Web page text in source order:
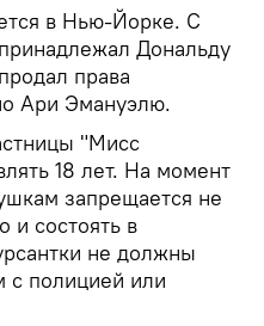
в Нью-Йорке. С
Дональду
права
Ари Эмануэлю.
"Мисс
18 лет. На момент
запрещается не
и состоять в
не должны
с полицией или